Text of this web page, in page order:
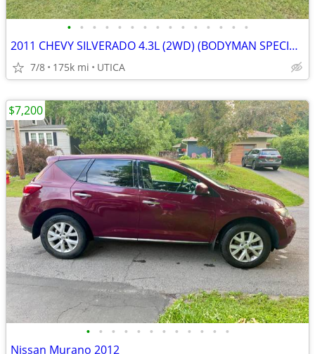
• • • • • • • • • • • • • • •
2011 CHEVY SILVERADO 4.3L (2WD) (BODYMAN SPECIAL)
7/8 175k mi UTICA
• • • • • • • • • • • •
Nissan Murano 2012
$7,200